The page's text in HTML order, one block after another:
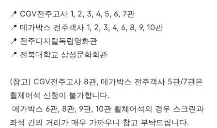
📍 CGV전주고사 1, 2, 3, 4, 5, 6, 7관
📍 메가박스 전주객사 1, 2, 3, 4, 6, 8, 9, 10관
📍 전주디지털독립영화관
📍 전북대학교 삼성문화회관
(참고) CGV전주고사 8관, 메가박스 전주객사 5관/7관은
휠체어석 신청이 불가합니다.
메가박스 6관, 8관, 9관, 10관 휠체어석의 경우 스크린과
좌석 간의 거리가 매우 가까우니 참고 부탁드립니다.